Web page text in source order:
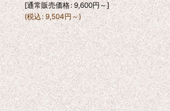
[通常販売価格: 9,600円～]
(税込: 9,504円～)